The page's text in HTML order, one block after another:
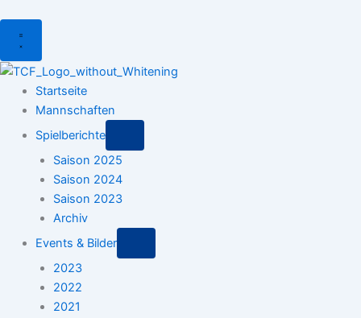
Menu
Startseite
Mannschaften
Spielberichte
Saison 2025
Saison 2024
Saison 2023
Archiv
Events & Bilder
2023
2022
2021